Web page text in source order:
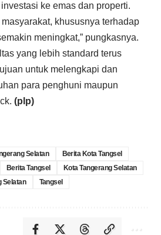
ke emas dan properti.
khususnya terhadap
meningkat,” pungkasnya.
yang lebih standard terus
untuk melengkapi dan
para penghuni maupun
(plp)
Selatan
Berita Kota Tangsel
Berita Tangsel
Kota Tangerang Selatan
Selatan Tangsel